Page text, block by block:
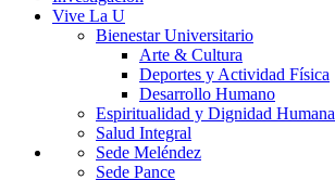
Vive La U
Bienestar Universitario
Arte & Cultura
Deportes y Actividad Física
Desarrollo Humano
Espiritualidad y Dignidad Humana
Salud Integral
Sede Meléndez
Sede Pance